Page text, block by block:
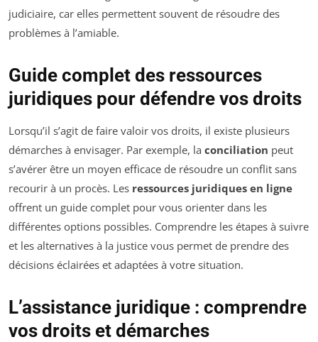
judiciaire, car elles permettent souvent de résoudre des
problèmes à l’amiable.
Guide complet des ressources
juridiques pour défendre vos droits
Lorsqu’il s’agit de faire valoir vos droits, il existe plusieurs
démarches à envisager. Par exemple, la conciliation peut
s’avérer être un moyen efficace de résoudre un conflit sans
recourir à un procès. Les ressources juridiques en ligne
offrent un guide complet pour vous orienter dans les
différentes options possibles. Comprendre les étapes à suivre
et les alternatives à la justice vous permet de prendre des
décisions éclairées et adaptées à votre situation.
L’assistance juridique : comprendre
vos droits et démarches